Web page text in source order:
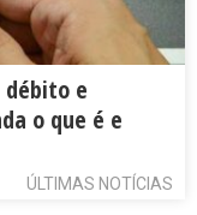
débito e
o que é e
ÚLTIMAS NOTÍCIAS